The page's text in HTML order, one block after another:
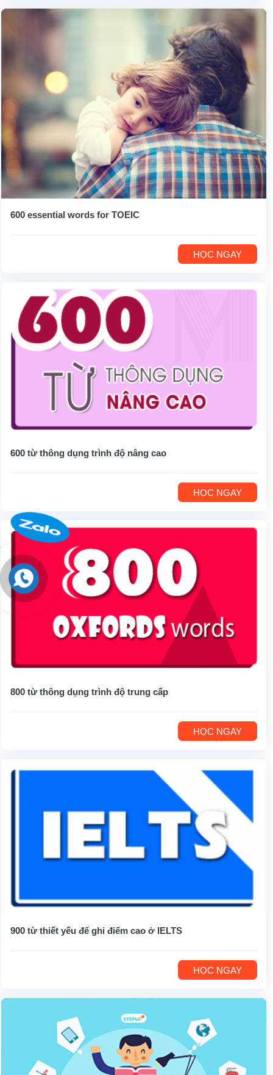
600 essential words for TOEIC
HỌC NGAY
600 từ thông dụng trình độ nâng cao
HỌC NGAY
800 từ thông dụng trình độ trung cấp
HỌC NGAY
900 từ thiết yếu để ghi điểm cao ở IELTS
HỌC NGAY